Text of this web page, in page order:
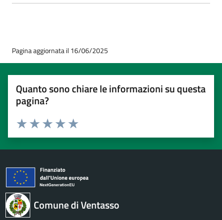
Pagina aggiornata il 16/06/2025
Quanto sono chiare le informazioni su questa
pagina?
Valuta 5 stelle su 5
Valuta 4 stelle su 5
Valuta 3 stelle su 5
Valuta 2 stelle su 5
Valuta 1 stelle su 5
Comune di Ventasso